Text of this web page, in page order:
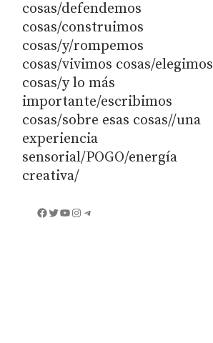
cosas/defendemos
cosas/construimos
cosas/y/rompemos
cosas/vivimos cosas/elegimos
cosas/y lo más
importante/escribimos
cosas/sobre esas cosas//una
experiencia
sensorial/POGO/energía
creativa/
Facebook
Twitter
YouTube
Instagram
Telegram